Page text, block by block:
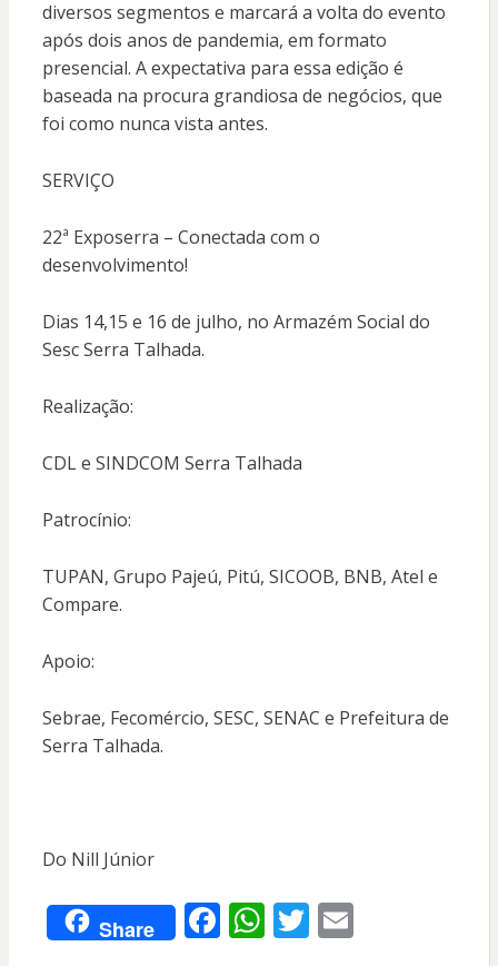
diversos segmentos e marcará a volta do evento
após dois anos de pandemia, em formato
presencial. A expectativa para essa edição é
baseada na procura grandiosa de negócios, que
foi como nunca vista antes.
SERVIÇO
22ª Exposerra – Conectada com o
desenvolvimento!
Dias 14,15 e 16 de julho, no Armazém Social do
Sesc Serra Talhada.
Realização:
CDL e SINDCOM Serra Talhada
Patrocínio:
TUPAN, Grupo Pajeú, Pitú, SICOOB, BNB, Atel e
Compare.
Apoio:
Sebrae, Fecomércio, SESC, SENAC e Prefeitura de
Serra Talhada.
Do Nill Júnior
Share F W T E